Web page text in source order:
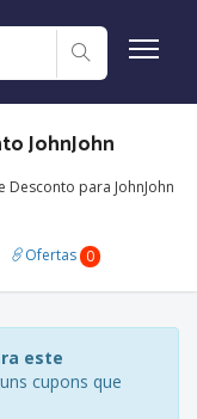
JohnJohn
Desconto para JohnJohn
Ofertas 0
este
cupons que